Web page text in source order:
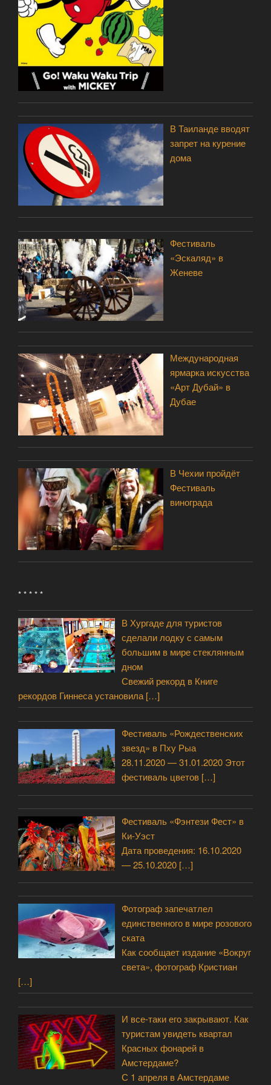
В Таиланде вводят
запрет на курение
дома
Фестиваль
«Эскаляд» в
Женеве
Международная
ярмарка искусства
«Арт Дубай» в
Дубае
В Чехии пройдёт
Фестиваль
винограда
* * * * *
В Хургаде для туристов
сделали лодку с самым
большим в мире стеклянным
дном
Свежий рекорд в Книге
рекордов Гиннеса установила […]
Фестиваль «Рождественских
звезд» в Пху Рыа
28.11.2020 — 31.01.2020 Этот
фестиваль цветов […]
Фестиваль «Фэнтези Фест» в
Ки-Уэст
Дата проведения: 16.10.2020
— 25.10.2020 […]
Фотограф запечатлел
единственного в мире розового
ската
Как сообщает издание «Вокруг
света», фотограф Кристиан
[…]
И все-таки его закрывают. Как
туристам увидеть квартал
Красных фонарей в
Амстердаме?
С 1 апреля в Амстердаме